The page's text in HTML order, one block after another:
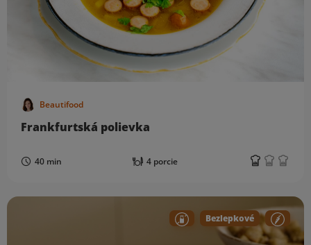
Beautifood
Frankfurtská polievka
40 min 4 porcie
Bezlepkové